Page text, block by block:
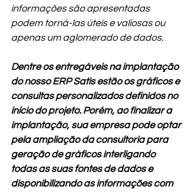
informações são apresentadas
podem torná-las úteis e valiosas ou
apenas um aglomerado de dados.
Dentre os entregáveis na implantação
do nosso ERP Satis estão os gráficos e
consultas personalizados definidos no
início do projeto. Porém, ao finalizar a
implantação, sua empresa pode optar
pela ampliação da consultoria para
geração de gráficos interligando
todas as suas fontes de dados e
disponibilizando as informações com